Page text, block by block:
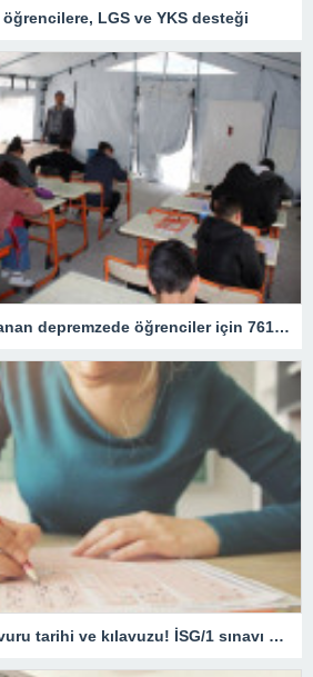
LGS ve YKS desteği
LGS ve YKS’ye hazırlanan depremzede öğrenciler için 761 DYK noktası oluşturuldu – Son Dakika Eğitim Haberleri
2023-İSG/1 sınav başvuru tarihi ve kılavuzu! İSG/1 sınavı ne zaman?